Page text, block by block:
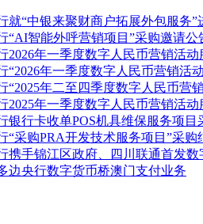
就“中银来聚财商户拓展外包服务”
“AI智能外呼营销项目”采购邀请公
2026年一季度数字人民币营销活
“2026年一季度数字人民币营销活
“2025年二至四季度数字人民币营
2025年一季度数字人民币营销活
银行卡收单POS机具维保服务项目
“采购PRA开发技术服务项目”采购
携手锦江区政府、四川联通首发数
边央行数字货币桥澳门支付业务